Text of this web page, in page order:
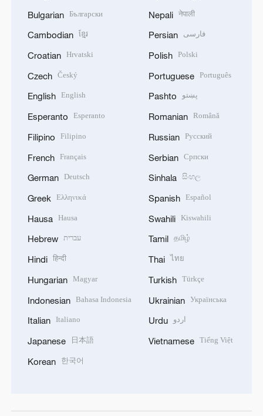
Bulgarian Български
Cambodian ខ្មែរ
Croatian Hrvatski
Czech Český
English English
Esperanto Esperanto
Filipino Filipino
French Français
German Deutsch
Greek Ελληνικά
Hausa Hausa
Hebrew עברית
Hindi हिन्दी
Hungarian Magyar
Indonesian Bahasa Indonesia
Italian Italiano
Japanese 日本語
Korean 한국어
Nepali नेपाली
Persian فارسی
Polish Polski
Portuguese Português
Pashto پښتو
Romanian Română
Russian Русский
Serbian Српски
Sinhala සිංහල
Spanish Español
Swahili Kiswahili
Tamil தமிழ்
Thai ไทย
Turkish Türkçe
Ukrainian Українська
Urdu اردو
Vietnamese Tiếng Việt